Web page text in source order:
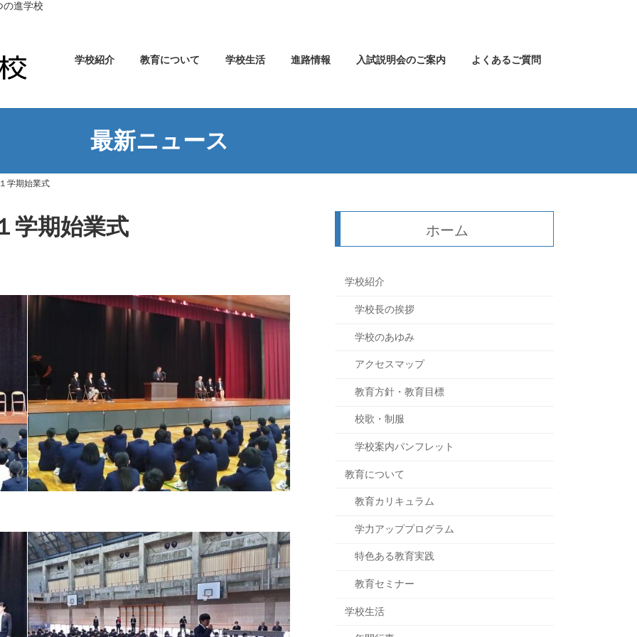
の進学校
学校紹介 教育について 学校生活 進路情報 入試説明会のご案内 よくあるご質問
最新ニュース
学期始業式
学期始業式 ホーム
学校紹介
学校長の挨拶
学校のあゆみ
アクセスマップ
教育方針・教育目標
校歌・制服
学校案内パンフレット
教育について
教育カリキュラム
学力アッププログラム
特色ある教育実践
教育セミナー
学校生活